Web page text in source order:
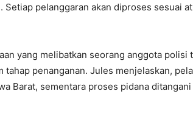
pelanggaran akan diproses sesuai
yang melibatkan seorang anggota polisi
tahap penanganan. Jules menjelaskan,
Barat, sementara proses pidana